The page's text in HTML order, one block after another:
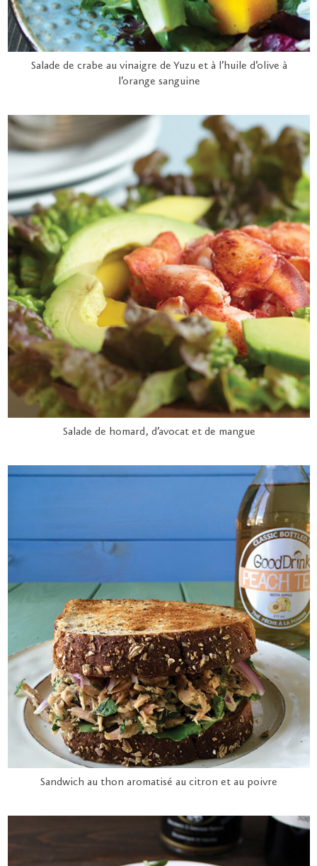
Salade de crabe au vinaigre de Yuzu et à l’huile d’olive à
l’orange sanguine
Salade de homard, d’avocat et de mangue
Sandwich au thon aromatisé au citron et au poivre